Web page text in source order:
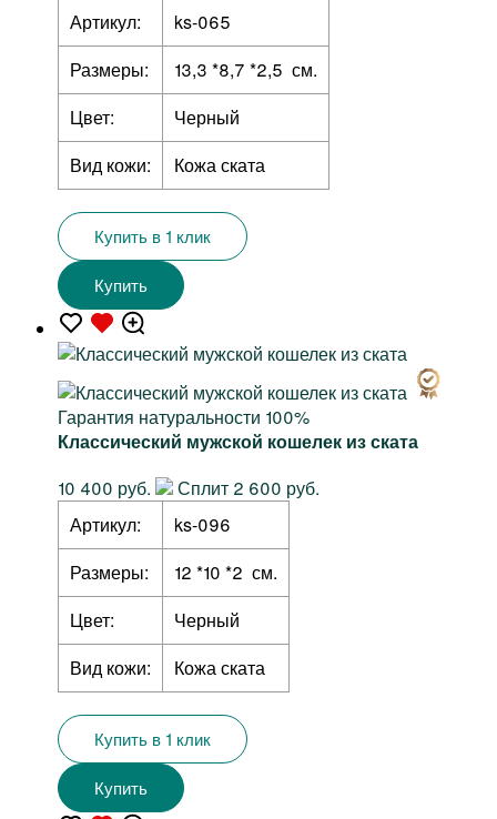
Артикул:
ks-065
Размеры:
13,3 *8,7 *2,5 см.
Цвет:
Черный
Вид кожи:
Кожа ската
Купить в 1 клик
Купить
Гарантия натуральности 100%
Классический мужской кошелек из ската
10 400 руб.
Сплит 2 600 руб.
Артикул:
ks-096
Размеры:
12 *10 *2 см.
Цвет:
Черный
Вид кожи:
Кожа ската
Купить в 1 клик
Купить